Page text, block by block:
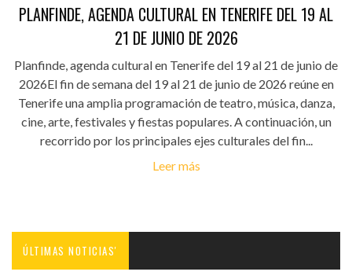
PLANFINDE, AGENDA CULTURAL EN TENERIFE DEL 19 AL
21 DE JUNIO DE 2026
Planfinde, agenda cultural en Tenerife del 19 al 21 de junio de
2026El fin de semana del 19 al 21 de junio de 2026 reúne en
Tenerife una amplia programación de teatro, música, danza,
cine, arte, festivales y fiestas populares. A continuación, un
recorrido por los principales ejes culturales del fin...
Leer más
ÚLTIMAS NOTICIAS'